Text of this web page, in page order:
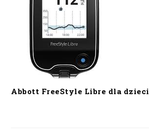
Abbott FreeStyle Libre dla dzieci